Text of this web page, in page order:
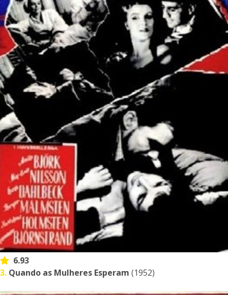
6.93
3. Quando as Mulheres Esperam (1952)